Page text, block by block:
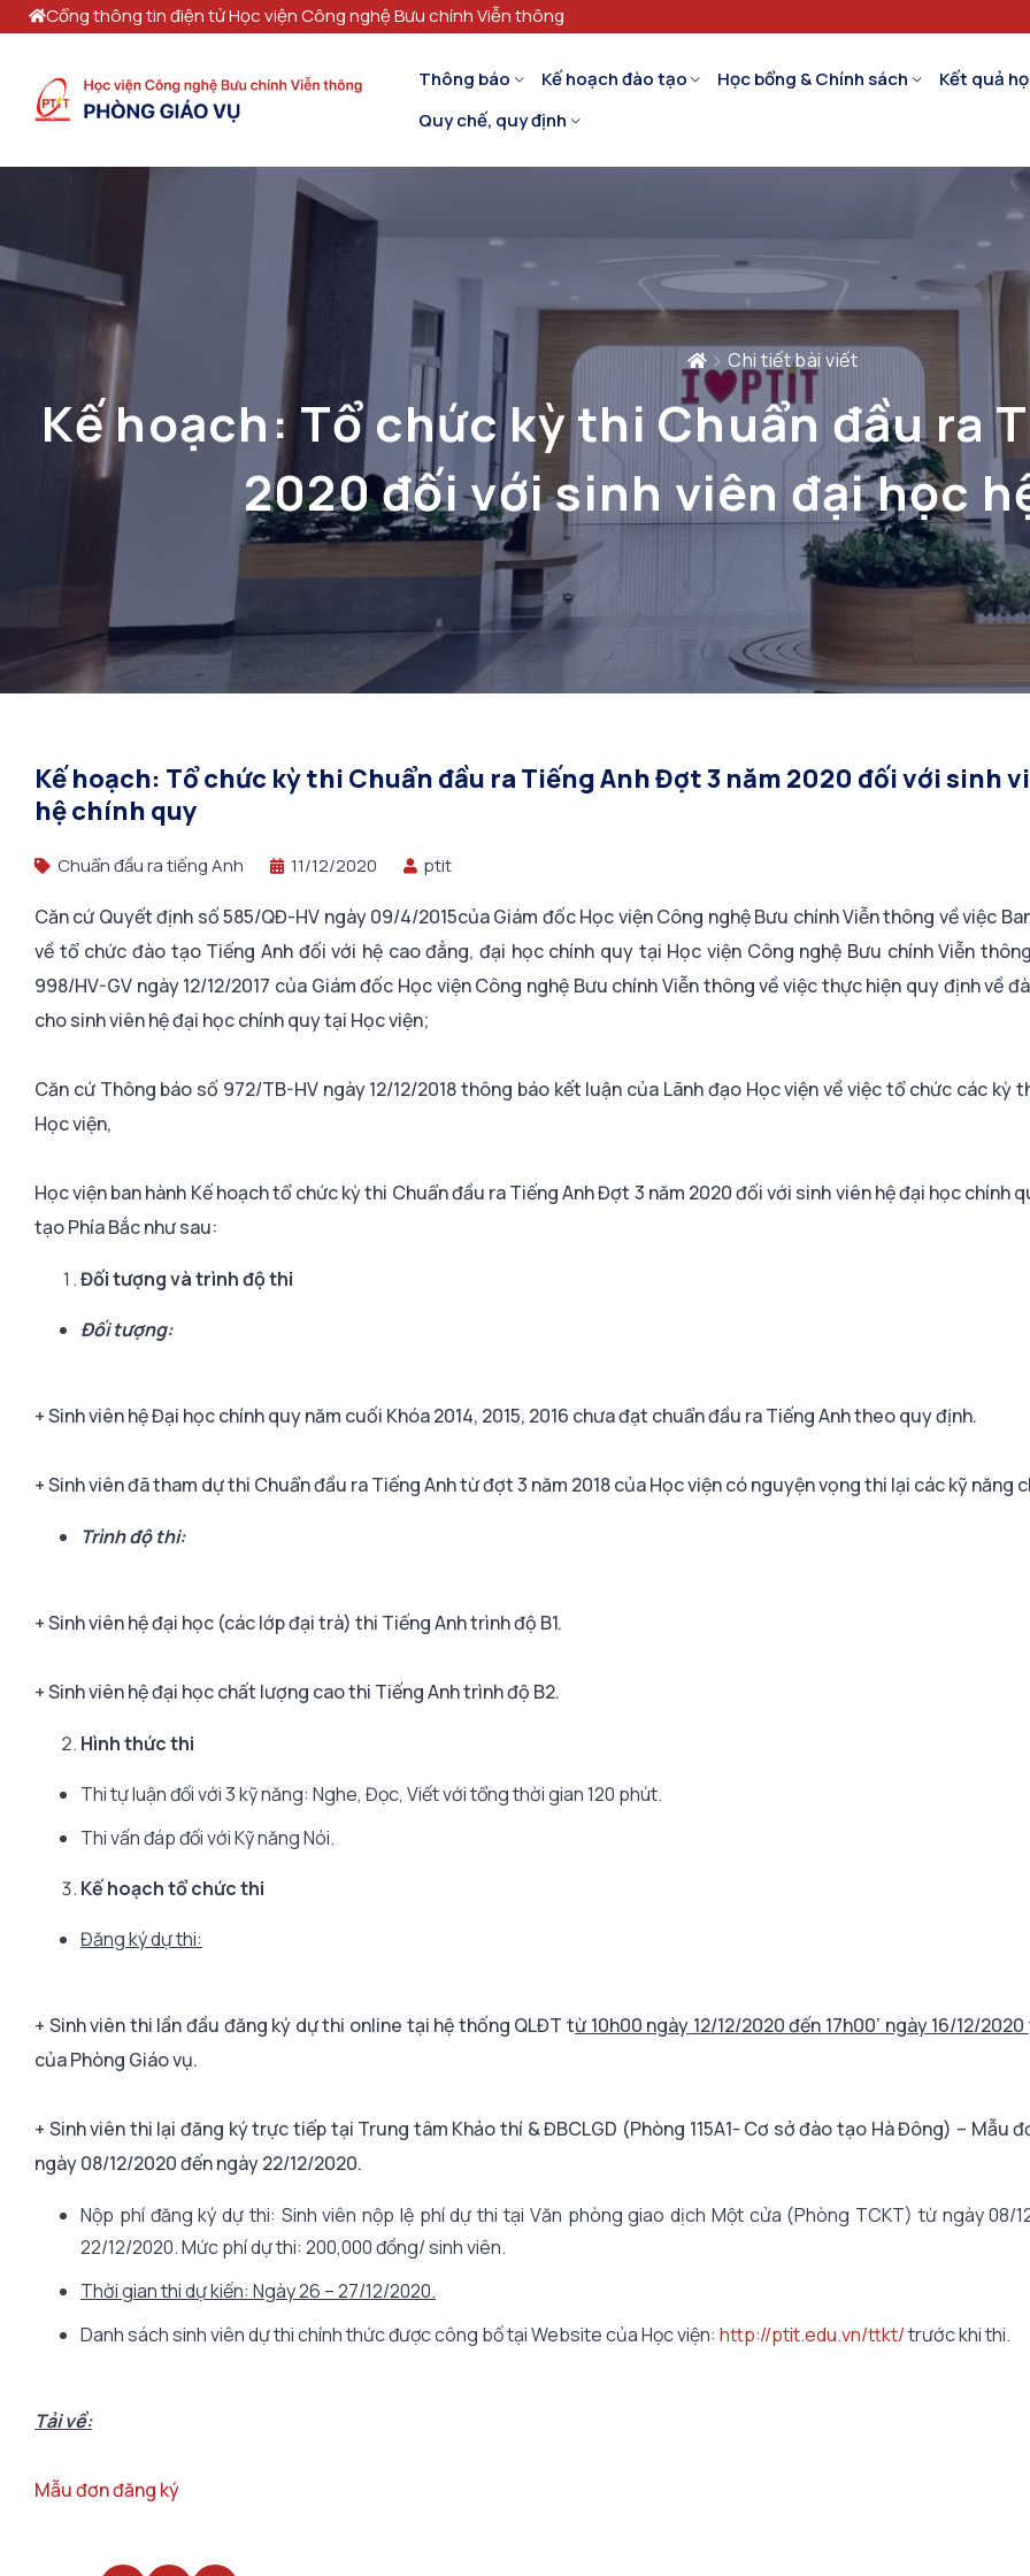
Cổng thông tin điện tử Học viện Công nghệ Bưu chính Viễn thông
Thông báo Kế hoạch đào tạo Học bổng & Chính sách Kết quả
Quy chế, quy định
Chi tiết bài viết
Kế hoạch: Tổ chức kỳ thi Chuẩn đầu ra
2020 đối với sinh viên đại
Kế hoạch: Tổ chức kỳ thi Chuẩn đầu ra Tiếng Anh Đợt 3 năm 2020 đối với sinh
hệ chính quy
Chuẩn đầu ra tiếng Anh 11/12/2020 ptit
Căn cứ Quyết định số 585/QĐ-HV ngày 09/4/2015của Giám đốc Học viện Công nghệ Bưu chính Viễn thông về việc
về tổ chức đào tạo Tiếng Anh đối với hệ cao đẳng, đại học chính quy tại Học viện Công nghệ Bưu chính Viễn
998/HV-GV ngày 12/12/2017 của Giám đốc Học viện Công nghệ Bưu chính Viễn thông về việc thực hiện quy định về
cho sinh viên hệ đại học chính quy tại Học viện;
Căn cứ Thông báo số 972/TB-HV ngày 12/12/2018 thông báo kết luận của Lãnh đạo Học viện về việc tổ chức các kỳ
Học viện,
Học viện ban hành Kế hoạch tổ chức kỳ thi Chuẩn đầu ra Tiếng Anh Đợt 3 năm 2020 đối với sinh viên hệ đại học chính
tạo Phía Bắc như sau:
Đối tượng và trình độ thi
Đối tượng:
+ Sinh viên hệ Đại học chính quy năm cuối Khóa 2014, 2015, 2016 chưa đạt chuẩn đầu ra Tiếng Anh theo quy định.
+ Sinh viên đã tham dự thi Chuẩn đầu ra Tiếng Anh từ đợt 3 năm 2018 của Học viện có nguyện vọng thi lại các kỹ năng
Trình độ thi:
+ Sinh viên hệ đại học (các lớp đại trà) thi Tiếng Anh trình độ B1.
+ Sinh viên hệ đại học chất lượng cao thi Tiếng Anh trình độ B2.
Hình thức thi
Thi tự luận đối với 3 kỹ năng: Nghe, Đọc, Viết với tổng thời gian 120 phút.
Thi vấn đáp đối với Kỹ năng Nói.
Kế hoạch tổ chức thi
Đăng ký dự thi:
+ Sinh viên thi lần đầu đăng ký dự thi online tại hệ thống QLĐT từ 10h00 ngày 12/12/2020 đến 17h00’ ngày 16/12/2020
của Phòng Giáo vụ.
+ Sinh viên thi lại đăng ký trực tiếp tại Trung tâm Khảo thí & ĐBCLGD (Phòng 115A1- Cơ sở đào tạo Hà Đông) – Mẫu
ngày 08/12/2020 đến ngày 22/12/2020.
Nộp phí đăng ký dự thi: Sinh viên nộp lệ phí dự thi tại Văn phòng giao dịch Một cửa (Phòng TCKT) từ ngày 08/
22/12/2020. Mức phí dự thi: 200,000 đồng/ sinh viên.
Thời gian thi dự kiến: Ngày 26 – 27/12/2020.
Danh sách sinh viên dự thi chính thức được công bố tại Website của Học viện: http://ptit.edu.vn/ttkt/trước khi thi.
Tải về:
Mẫu đơn đăng ký